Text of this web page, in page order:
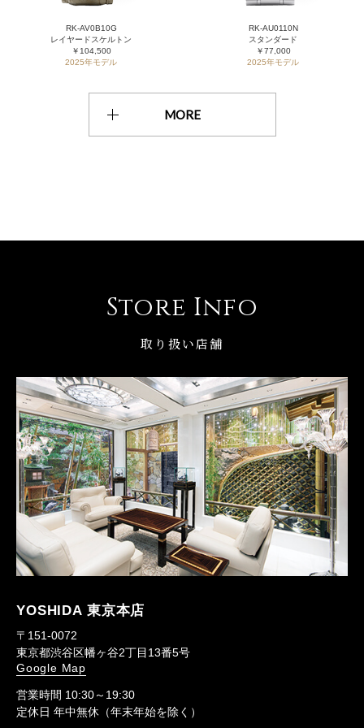
RK-AV0B10G
レイヤードスケルトン
￥104,500
2025年モデル
RK-AU0110N
スタンダード
￥77,000
2025年モデル
MORE
Store Info
取り扱い店舗
YOSHIDA 東京本店
〒151-0072
東京都渋谷区幡ヶ谷2丁目13番5号
Google Map
営業時間 10:30～19:30
定休日 年中無休（年末年始を除く）